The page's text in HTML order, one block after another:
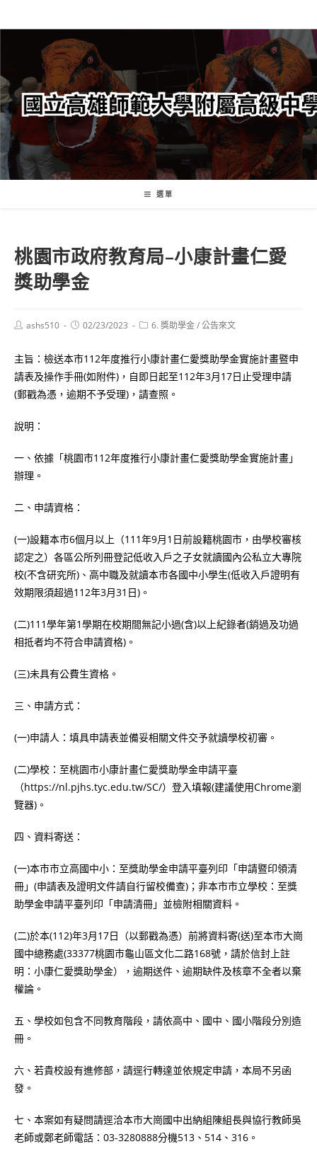
轉
要
內
容
選單
桃園市政府教育局–小康計畫仁愛
獎助學金
Postashs510
Post02/23/2023
Post6. 獎助學金/公告來文
主旨：檢送本市112年度推行小康計畫仁愛獎助學金實施計畫暨申
請表及操作手冊(如附件)，自即日起至112年3月17日止受理申請
(郵戳為憑，逾期不予受理)，請查照。
說明：
一、依據「桃園市112年度推行小康計畫仁愛獎助學金實施計畫」
辦理。
二、申請資格：
(一)設籍本市6個月以上（111年9月1日前設籍桃園市，由學校審核
認定之）各區公所列冊登記低收入戶之子女就讀國內公私立大專院
校(不含研究所)、高中職及就讀本市各國中小學生(低收入戶證明有
效期限須超過112年3月31日)。
(二)111學年第1學期在校期間無記小過(含)以上紀錄者(銷過及功過
相抵者均不符合申請資格)。
(三)未具有公費生資格。
三、申請方式：
(一)申請人：填具申請表並備妥相關文件交予就讀學校初審。
(二)學校：至桃園市小康計畫仁愛獎助學金申請平臺
（https://nl.pjhs.tyc.edu.tw/SC/）登入填報(建議使用Chrome瀏
覽器)。
四、資料寄送：
(一)本市市立高國中小：至獎助學金申請平臺列印「申請暨印領清
冊」(申請表及證明文件請自行留校備查)；非本市市立學校：至獎
助學金申請平臺列印「申請清冊」並檢附相關資料。
(二)於本(112)年3月17日（以郵戳為憑）前將資料寄(送)至本市大崗
國中總務處(33377桃園市龜山區文化二路168號，請於信封上註
明：小康仁愛獎助學金），逾期送件、逾期缺件及核章不全者以棄
權論。
五、學校如包含不同教育階段，請依高中、國中、國小階段分別造
冊。
六、若貴校設有進修部，請逕行轉達並依規定申請，本局不另函
發。
七、本案如有疑問請逕洽本市大崗國中出納組陳組長與協行教師吳
老師或鄭老師電話：03-3280888分機513、514、316。